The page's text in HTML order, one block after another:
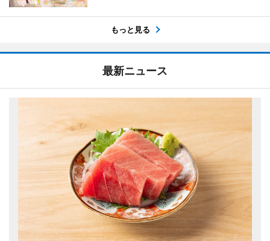
もっと見る
最新ニュース